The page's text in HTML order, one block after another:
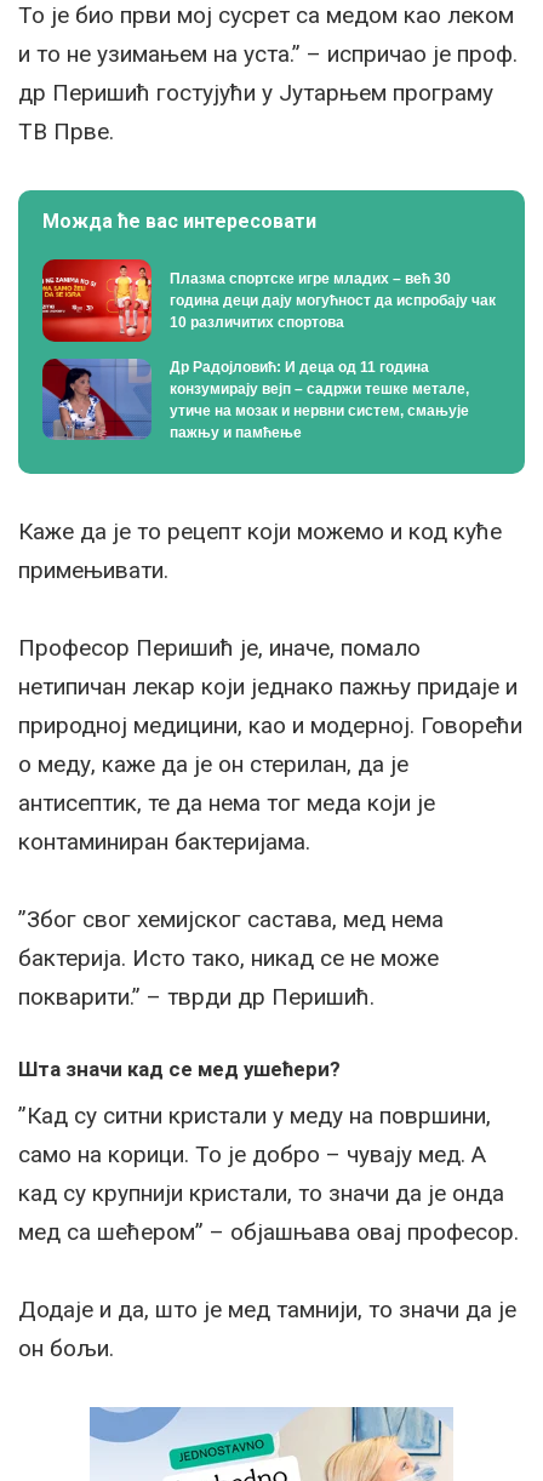
То је био први мој сусрет са медом као леком
и то не узимањем на уста.” – испричао је проф.
др Перишић гостујући у Јутарњем програму
ТВ Прве.
Можда ће вас интересовати
Плазма спортске игре младих – већ 30
година деци дају могућност да испробају чак
10 различитих спортова
Др Радојловић: И деца од 11 година
конзумирају вејп – садржи тешке метале,
утиче на мозак и нервни систем, смањује
пажњу и памћење
Каже да је то рецепт који можемо и код куће
примењивати.
Професор Перишић је, иначе, помало
нетипичан лекар који једнако пажњу придаје и
природној медицини, као и модерној. Говорећи
о меду, каже да је он стерилан, да је
антисептик, те да нема тог меда који је
контаминиран бактеријама.
”Због свог хемијског састава, мед нема
бактерија. Исто тако, никад се не може
покварити.” – тврди др Перишић.
Шта значи кад се мед ушећери?
”Кад су ситни кристали у меду на површини,
само на корици. То је добро – чувају мед. А
кад су крупнији кристали, то значи да је онда
мед са шећером” – објашњава овај професор.
Додаје и да, што је мед тамнији, то значи да је
он бољи.